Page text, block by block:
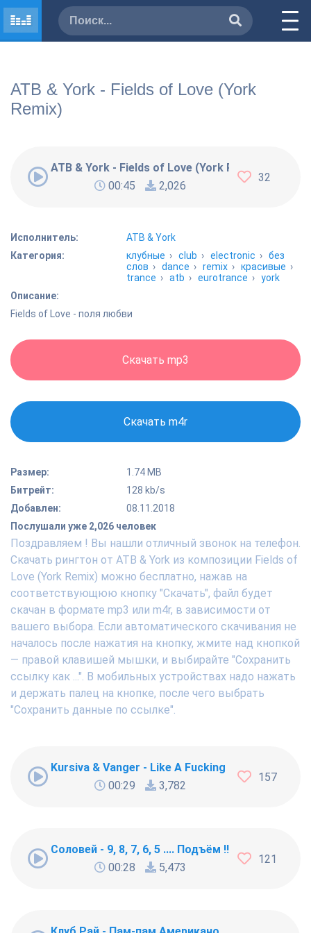
ATB & York - Fields of Love (York
Remix)
ATB & York - Fields of Love (York Remix)
00:45
2,026
32
Исполнитель:
ATB & York
Категория:
клубные ›club ›electronic ›без
слов ›dance ›remix ›красивые ›
trance ›atb ›eurotrance ›york
Описание:
Fields of Love - поля любви
Скачать mp3
Скачать m4r
Размер:
1.74 MB
Битрейт:
128 kb/s
Добавлен:
08.11.2018
Послушали уже 2,026 человек
Поздравляем ! Вы нашли отличный звонок на телефон.
Скачать рингтон от ATB & York из композиции Fields of
Love (York Remix) можно бесплатно, нажав на
соответствующюю кнопку "Скачать", файл будет
скачан в формате mp3 или m4r, в зависимости от
вашего выбора. Если автоматического скачивания не
началось после нажатия на кнопку, жмите над кнопкой
— правой клавишей мышки, и выбирайте "Сохранить
ссылку как ...". В мобильных устройствах надо нажать
и держать палец на кнопке, после чего выбрать
"Сохранить данные по ссылке".
Kursiva & Vanger - Like A Fucking Newbie
00:29
3,782
157
Соловей - 9, 8, 7, 6, 5 .... Подъём !!!
00:28
5,473
121